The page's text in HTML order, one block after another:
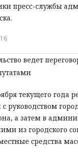
пресс-службы
ведет
текущего года
с руководством
а затем в
из городского
средства